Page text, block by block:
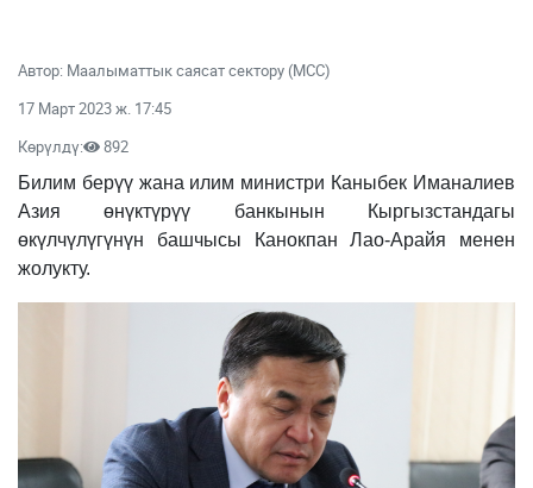
Автор: Маалыматтык саясат сектору (МСС)
17 Март 2023 ж. 17:45
Көрүлдү:
892
Билим берүү жана илим министри Каныбек Иманалиев
Азия өнүктүрүү банкынын Кыргызстандагы
өкүлчүлүгүнүн башчысы Канокпан Лао-Арайя менен
жолукту.